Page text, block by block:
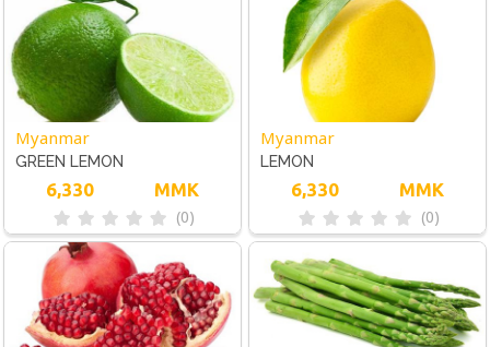
Myanmar
GREEN LEMON
6,330 MMK
(0)
Myanmar
LEMON
6,330 MMK
(0)